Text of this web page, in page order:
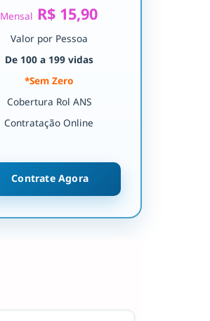
Mensal R$ 15,90
Valor por Pessoa
De 100 a 199 vidas
*Sem Zero
Cobertura Rol ANS
Contratação Online
Contrate Agora